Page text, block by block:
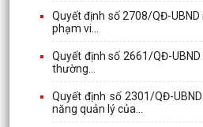
Quyết định số 2708/QĐ-
phạm vi...
Quyết định số 2661/QĐ-
thường...
Quyết định số 2301/QĐ-
năng quản lý của...